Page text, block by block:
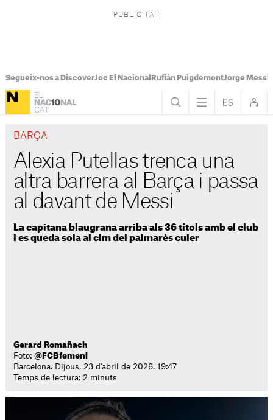
Segueix-nos a DiscoverJoc El Nacional Rufián PuigdemontJorge Messi
BARÇA
Alexia Putellas trenca una
altra barrera al Barça i passa
al davant de Messi
La capitana blaugrana arriba als 36 títols amb el club
i es queda sola al cim del palmarès culer
Gerard Romañach
Foto:@FCBfemeni
Barcelona. Dijous, 23 d'abril de 2026. 19:47
Temps de lectura: 2 minuts